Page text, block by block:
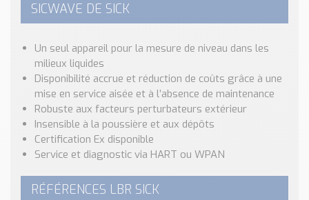
SICWAVE DE SICK
Un seul appareil pour la mesure de niveau dans les
milieux liquides
Disponibilité accrue et réduction de coûts grâce à une
mise en service aisée et à l’absence de maintenance
Robuste aux facteurs perturbateurs extérieur
Insensible à la poussière et aux dépôts
Certification Ex disponible
Service et diagnostic via HART ou WPAN
RÉFÉRENCES LBR SICK